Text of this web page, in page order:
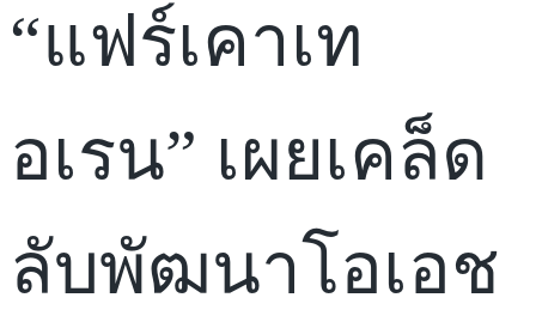
“แฟร์เคาเท
อเรน” เผยเคล็ด
ลับพัฒนาโอเอช